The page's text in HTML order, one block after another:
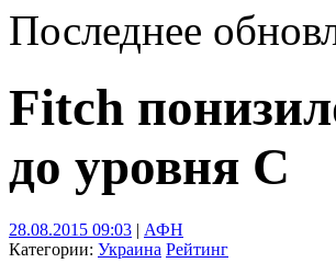
Последнее
Fitch
до уровня С
28.08.2015 09:03 | АФН
Категории: Украина Рейтинг